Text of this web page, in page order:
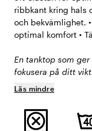
ribbkant kring hals
och bekvämlighet.
optimal komfort •
En tanktop som
fokusera på ditt
Läs mindre